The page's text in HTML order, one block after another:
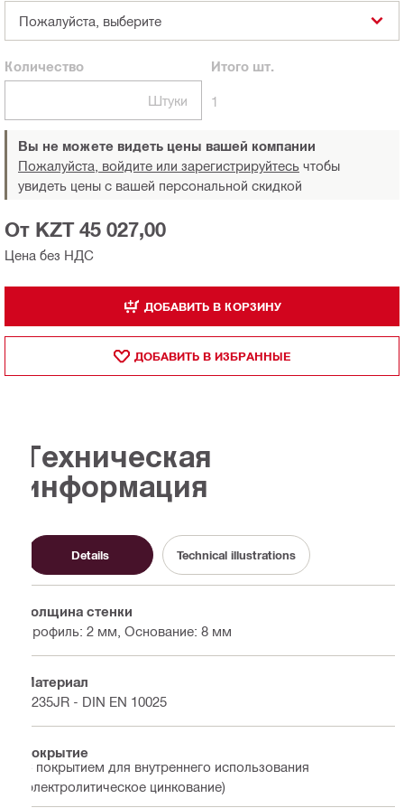
Пожалуйста, выберите
Количество
Штуки
Итого шт.
1
Вы не можете видеть цены вашей компании
Пожалуйста, войдите или зарегистрируйтесь чтобы
увидеть цены с вашей персональной скидкой
Цена без НДС
От KZT 45 027,00
ДОБАВИТЬ В КОРЗИНУ
ДОБАВИТЬ В ИЗБРАННЫЕ
Техническая
информация
Details Technical illustrations
Толщина стенки
Профиль: 2 мм, Основание: 8 мм
Материал
S235JR - DIN EN 10025
Покрытие
С покрытием для внутреннего использования
(электролитическое цинкование)